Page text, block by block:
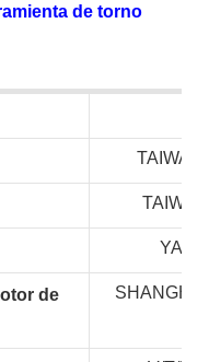
de torno
TAIWAN
de